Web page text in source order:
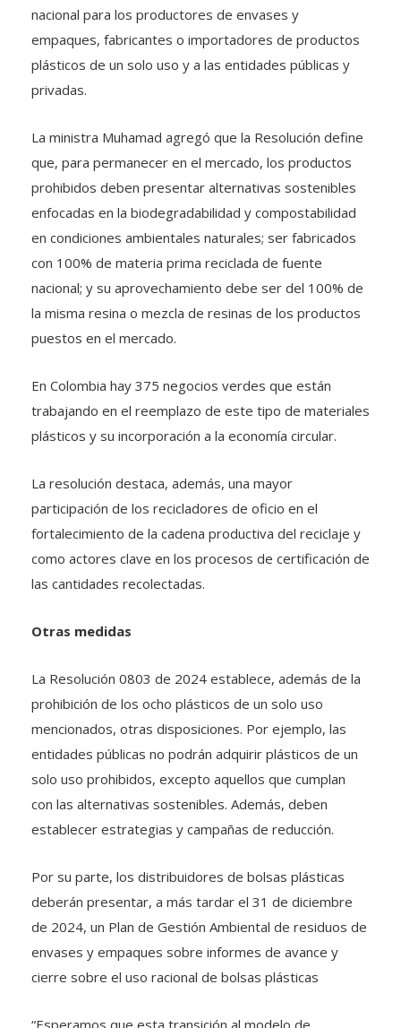
nacional para los productores de envases y
empaques, fabricantes o importadores de productos
plásticos de un solo uso y a las entidades públicas y
privadas.
La ministra Muhamad agregó que la Resolución define
que, para permanecer en el mercado, los productos
prohibidos deben presentar alternativas sostenibles
enfocadas en la biodegradabilidad y compostabilidad
en condiciones ambientales naturales; ser fabricados
con 100% de materia prima reciclada de fuente
nacional; y su aprovechamiento debe ser del 100% de
la misma resina o mezcla de resinas de los productos
puestos en el mercado.
En Colombia hay 375 negocios verdes que están
trabajando en el reemplazo de este tipo de materiales
plásticos y su incorporación a la economía circular.
La resolución destaca, además, una mayor
participación de los recicladores de oficio en el
fortalecimiento de la cadena productiva del reciclaje y
como actores clave en los procesos de certificación de
las cantidades recolectadas.
Otras medidas
La Resolución 0803 de 2024 establece, además de la
prohibición de los ocho plásticos de un solo uso
mencionados, otras disposiciones. Por ejemplo, las
entidades públicas no podrán adquirir plásticos de un
solo uso prohibidos, excepto aquellos que cumplan
con las alternativas sostenibles. Además, deben
establecer estrategias y campañas de reducción.
Por su parte, los distribuidores de bolsas plásticas
deberán presentar, a más tardar el 31 de diciembre
de 2024, un Plan de Gestión Ambiental de residuos de
envases y empaques sobre informes de avance y
cierre sobre el uso racional de bolsas plásticas
“Esperamos que esta transición al modelo de